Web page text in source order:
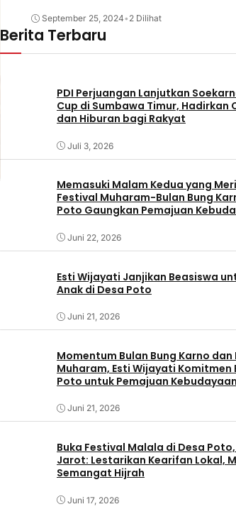
September 25, 2024• 2 Dilihat
Berita Terbaru
PDI Perjuangan Lanjutkan
Cup di Sumbawa Timur, Hadirkan
dan Hiburan bagi Rakyat
Juli 3, 2026
Memasuki Malam Kedua yang
Festival Muharam-Bulan Bung
Poto Gaungkan Pemajuan
Juni 22, 2026
Esti Wijayati Janjikan Beasiswa
Anak di Desa Poto
Juni 21, 2026
Momentum Bulan Bung Karno dan
Muharam, Esti Wijayati Komitmen
Poto untuk Pemajuan Kebudayaan
Juni 21, 2026
Buka Festival Malala di Desa
Jarot: Lestarikan Kearifan Lokal,
Semangat Hijrah
Juni 17, 2026